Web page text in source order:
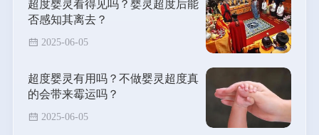
超度婴灵看得见吗？婴灵超度后能
否感知其离去？
2025-06-05
超度婴灵有用吗？不做婴灵超度真
的会带来霉运吗？
2025-06-05